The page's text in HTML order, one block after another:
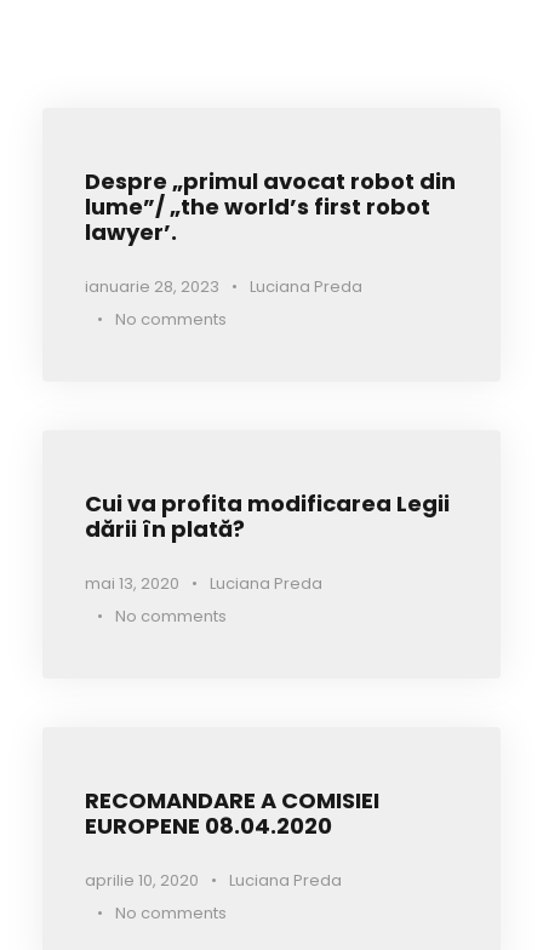
Despre „primul avocat robot din
lume”/ „the world’s first robot
lawyer’.
ianuarie 28, 2023 •
Luciana Preda
•
No comments
Cui va profita modificarea Legii
dării în plată?
mai 13, 2020 •
Luciana Preda
•
No comments
RECOMANDARE A COMISIEI
EUROPENE 08.04.2020
aprilie 10, 2020 •
Luciana Preda
•
No comments